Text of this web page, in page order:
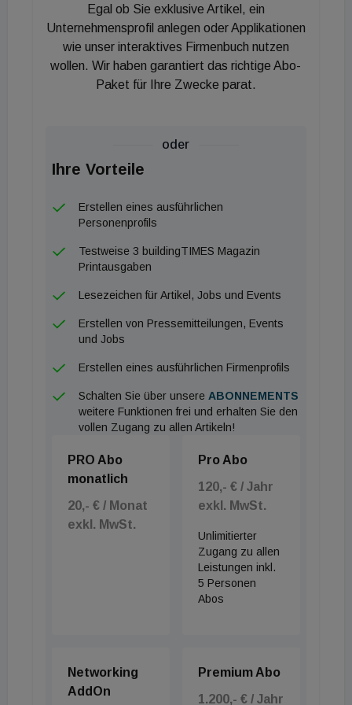
Egal ob Sie exklusive Artikel, ein
Unternehmensprofil anlegen oder Applikationen
wie unser interaktives Firmenbuch nutzen
wollen. Wir haben garantiert das richtige Abo-
Paket für Ihre Zwecke parat.
oder
Ihre Vorteile
Erstellen eines ausführlichen
Personenprofils
Testweise 3 buildingTIMES Magazin
Printausgaben
Lesezeichen für Artikel, Jobs und Events
Erstellen von Pressemitteilungen, Events
und Jobs
Erstellen eines ausführlichen Firmenprofils
Schalten Sie über unsere ABONNEMENTS
weitere Funktionen frei und erhalten Sie den
vollen Zugang zu allen Artikeln!
PRO Abo
monatlich
20,- € / Monat
exkl. MwSt.
Pro Abo
120,- € / Jahr
exkl. MwSt.
Unlimitierter
Zugang zu allen
Leistungen inkl.
5 Personen
Abos
Networking
AddOn
Premium Abo
1.200,- € / Jahr